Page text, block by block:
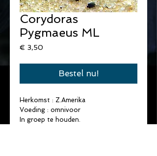
Corydoras
Pygmaeus ML
€ 3,50
Bestel nu!
Herkomst : Z.Amerika
Voeding : omnivoor
In groep te houden.